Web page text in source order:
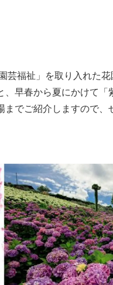
芸福祉」を取り入れた
早春から夏にかけて
でご紹介しますので、